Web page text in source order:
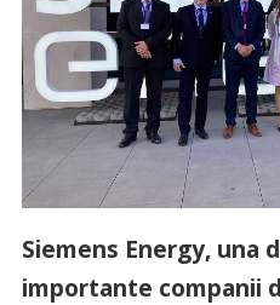
Siemens Energy, una
importante companii